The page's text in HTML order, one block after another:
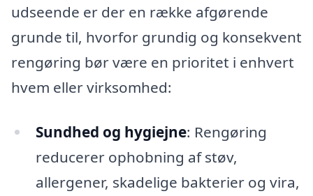
udseende er der en række afgørende
grunde til, hvorfor grundig og konsekvent
rengøring bør være en prioritet i enhvert
hvem eller virksomhed:
Sundhed og hygiejne: Rengøring
reducerer ophobning af støv,
allergener, skadelige bakterier og vira,